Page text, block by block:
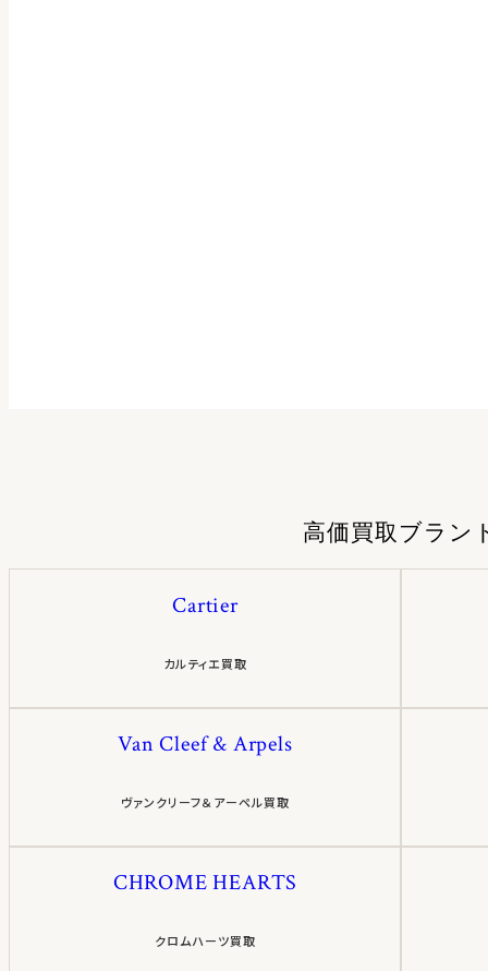
高価買取ブラン
Cartier
カルティエ買取
Van Cleef & Arpels
ヴァンクリーフ＆アーペル買取
CHROME HEARTS
クロムハーツ買取